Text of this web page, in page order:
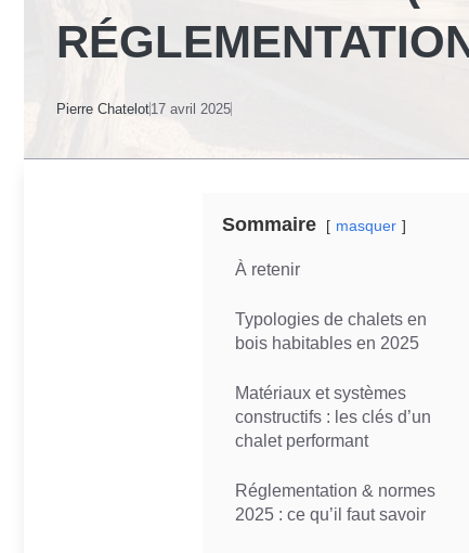
Pierre Chatelot17 avril 2025
Sommaire masquer
À retenir
Typologies de chalets en
bois habitables en 2025
Matériaux et systèmes
constructifs : les clés d’un
chalet performant
Réglementation & normes
2025 : ce qu’il faut savoir